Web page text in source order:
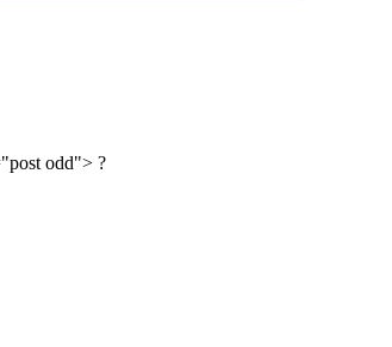
odd"> ?